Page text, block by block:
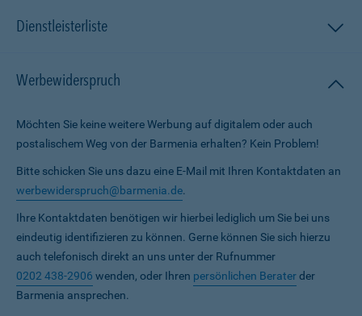
Dienstleisterliste
Werbewiderspruch
Möchten Sie keine weitere Werbung auf digitalem oder auch
postalischem Weg von der Barmenia erhalten? Kein Problem!
Bitte schicken Sie uns dazu eine E-Mail mit Ihren Kontaktdaten an
werbewiderspruch@barmenia.de.
Ihre Kontaktdaten benötigen wir hierbei lediglich um Sie bei uns
eindeutig identifizieren zu können. Gerne können Sie sich hierzu
auch telefonisch direkt an uns unter der Rufnummer
0202 438-2906 wenden, oder Ihren persönlichen Beraterder
Barmenia ansprechen.